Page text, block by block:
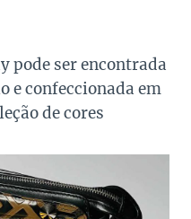
pode ser encontrada
e confeccionada em
de cores